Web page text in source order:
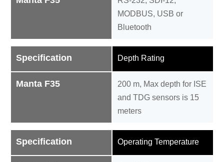
MODBUS, USB or
Bluetooth
Specification
Manta F35
Depth Rating
200 m, Max depth for ISE
and TDG sensors is 15
meters
Specification Operating Temperature